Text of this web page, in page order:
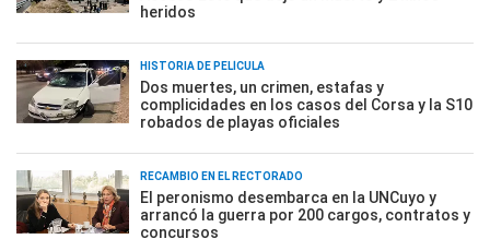
heridos
HISTORIA DE PELÍCULA
Dos muertes, un crimen, estafas y
complicidades en los casos del Corsa y la S10
robados de playas oficiales
RECAMBIO EN EL RECTORADO
El peronismo desembarca en la UNCuyo y
arrancó la guerra por 200 cargos, contratos y
concursos